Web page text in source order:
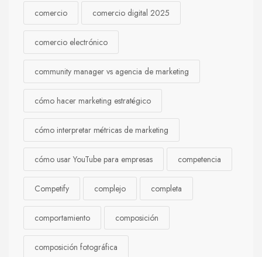
comercio comercio digital 2025
comercio electrónico
community manager vs agencia de marketing
cómo hacer marketing estratégico
cómo interpretar métricas de marketing
cómo usar YouTube para empresas competencia
Competify complejo completa
comportamiento composición
composición fotográfica